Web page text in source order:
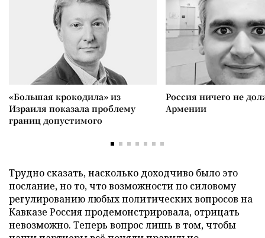
«Большая крокодила» из
Израиля показала проблему
границ допустимого
Россия ничего не
Армении
Трудно сказать, насколько доходчиво было это
послание, но то, что возможности по силовому
регулированию любых политических вопросов на
Кавказе Россия продемонстрировала, отрицать
невозможно. Теперь вопрос лишь в том, чтобы